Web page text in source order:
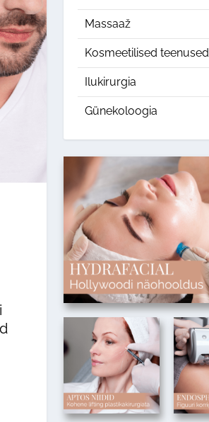
Massaaž
Kosmeetilised teenused
Ilukirurgia
Günekoloogia